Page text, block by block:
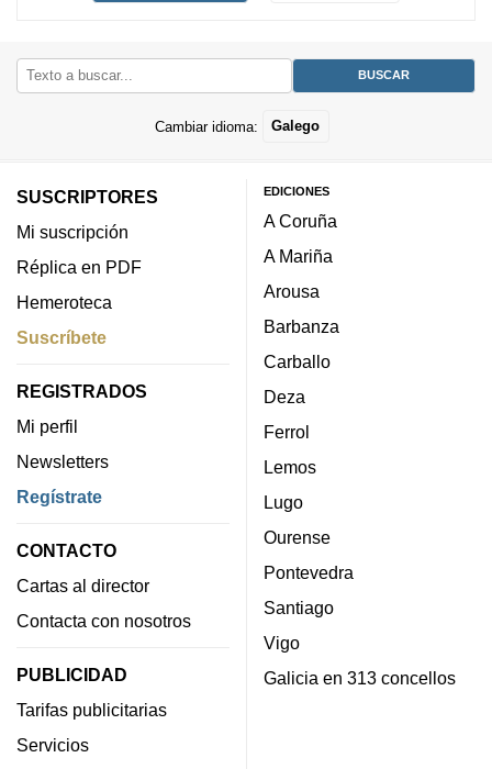
Cambiar idioma: Galego
SUSCRIPTORES
Mi suscripción
Réplica en PDF
Hemeroteca
Suscríbete
REGISTRADOS
Mi perfil
Newsletters
Regístrate
CONTACTO
Cartas al director
Contacta con nosotros
PUBLICIDAD
Tarifas publicitarias
Servicios
EDICIONES
A Coruña
A Mariña
Arousa
Barbanza
Carballo
Deza
Ferrol
Lemos
Lugo
Ourense
Pontevedra
Santiago
Vigo
Galicia en 313 concellos